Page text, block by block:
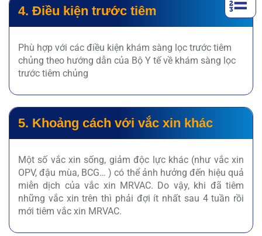
4. Điều kiện trước tiêm
Phù hợp với các điều kiện khám sàng lọc trước tiêm
chủng theo hướng dẫn của Bộ Y tế về khám sàng lọc
trước tiêm chủng
5. Khoảng cách với vắc xin khác
Một số vắc xin sống, giảm độc lực khác (như vắc xin
OPV, đậu mùa, BCG… ) có thể ảnh hưởng đến hiệu quả
miễn dịch của vắc xin MRVAC. Do vậy, khi đã tiêm
những vắc xin trên thì phải đợi ít nhất sau 4 tuần rồi
mới tiêm vắc xin MRVAC.